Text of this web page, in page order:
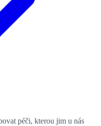
péči, kterou jim u nás